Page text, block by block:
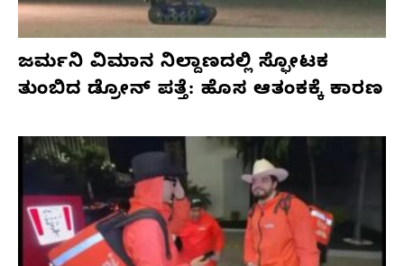
ಜರ್ಮನಿ ವಿಮಾನ ನಿಲ್ದಾಣದಲ್ಲಿ ಸ್ಫೋಟಕ
ತುಂಬಿದ ಡ್ರೋನ್ ಪತ್ತೆ: ಹೊಸ ಆತಂಕಕ್ಕೆ ಕಾರಣ